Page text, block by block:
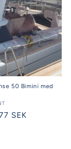
50 Bimini med
SEK